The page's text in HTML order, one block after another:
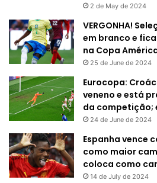
2 de May de 2024
VERGONHA!
em branco e
na Copa
25 de June de 2024
Eurocopa:
veneno e está
da competição;
24 de June de 2024
Espanha vence
como maior
coloca como
14 de July de 2024